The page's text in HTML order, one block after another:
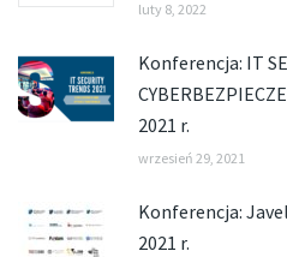
luty 8, 2022
Konferencja: IT
2021 r.
wrzesień 29, 2021
Konferencja:
2021 r.